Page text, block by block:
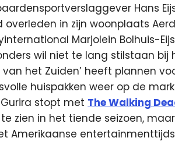
Hans
overleden in zijn woonplaats
Marjolein Bolhuis-
wil niet te lang stilstaan
van het Zuiden’ heeft plannen
huispakken weer op de
stopt met The Walking
zien in het tiende seizoen,
Amerikaanse